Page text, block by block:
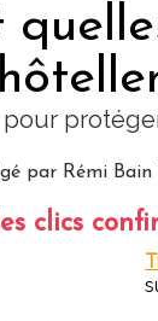
par Rémi Bain
clics